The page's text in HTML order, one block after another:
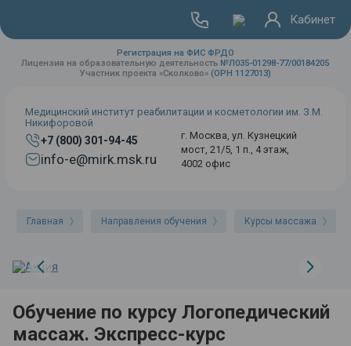
Регистрация на ФИС ФРДО
Лицензия на образовательную деятельность №Л035-01298-77/00184205
Участник проекта «Сколково» (ОРН 1127013)
Медицинский институт реабилитации и косметологии им. З.М.
Никифоровой
+7 (800) 301-94-45
info-e@mirk.msk.ru
г. Москва, ул. Кузнецкий
мост, 21/5, 1 п., 4 этаж,
4002 офис
Кабинет
Главная Направления обучения Курсы массажа
Обучение по курсу Логопедический
массаж. Экспресс-курс